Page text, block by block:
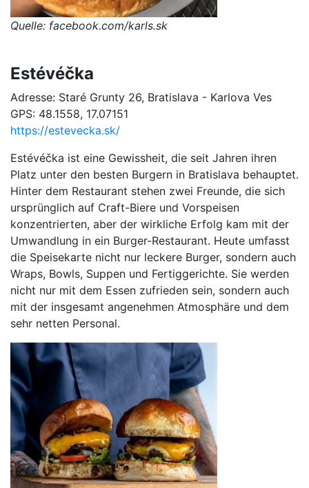
Quelle: facebook.com/karls.sk
Estévéčka
Adresse: Staré Grunty 26, Bratislava - Karlova Ves
GPS: 48.1558, 17.07151
https://estevecka.sk/
Estévéčka ist eine Gewissheit, die seit Jahren ihren
Platz unter den besten Burgern in Bratislava behauptet.
Hinter dem Restaurant stehen zwei Freunde, die sich
ursprünglich auf Craft-Biere und Vorspeisen
konzentrierten, aber der wirkliche Erfolg kam mit der
Umwandlung in ein Burger-Restaurant. Heute umfasst
die Speisekarte nicht nur leckere Burger, sondern auch
Wraps, Bowls, Suppen und Fertiggerichte. Sie werden
nicht nur mit dem Essen zufrieden sein, sondern auch
mit der insgesamt angenehmen Atmosphäre und dem
sehr netten Personal.